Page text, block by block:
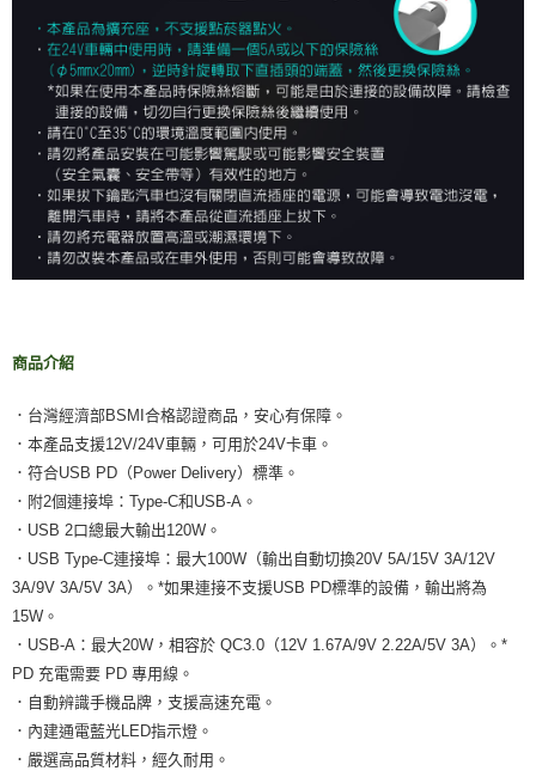
商品介紹
．台灣經濟部BSMI合格認證商品，安心有保障。
．本產品支援12V/24V車輛，可用於24V卡車。
．符合USB PD（Power Delivery）標準。
．附2個連接埠：Type-C和USB-A。
．USB 2口總最大輸出120W。
．USB Type-C連接埠：最大100W（輸出自動切換20V 5A/15V 3A/12V
3A/9V 3A/5V 3A）。*如果連接不支援USB PD標準的設備，輸出將為
15W。
．USB-A：最大20W，相容於 QC3.0（12V 1.67A/9V 2.22A/5V 3A）。*
PD 充電需要 PD 專用線。
．自動辨識手機品牌，支援高速充電。
．內建通電藍光LED指示燈。
．嚴選高品質材料，經久耐用。